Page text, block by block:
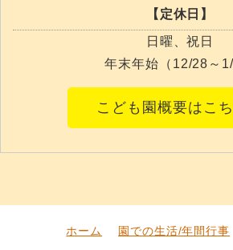
【定休日】
日曜、祝日
年末年始（12/28～1/
こども園概要はこ
ホーム 園での生活/年間行事